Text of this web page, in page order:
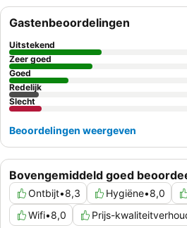
ontbijtbuffet
Voor een rustigere ervaring wordt
kamer met uitzicht op de tuin aan te
Bovengemiddeld goed
Ontbijt•8,3 Hygiëne•8,0
Wifi•8,0 Prijs-
Gastenbeoordelingen
Uitstekend
Zeer goed
Goed
Redelijk
Slecht
Beoordelingen weergeven